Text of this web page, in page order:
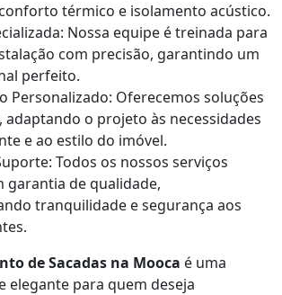
térmico e isolamento acústico.
Nossa equipe é treinada para
com precisão, garantindo um
perfeito.
Personalizado: Oferecemos soluções
adaptando o projeto às necessidades
e ao estilo do imóvel.
Todos os nossos serviços
garantia de qualidade,
tranquilidade e segurança aos
de Sacadas na Mooca é uma
elegante para quem deseja